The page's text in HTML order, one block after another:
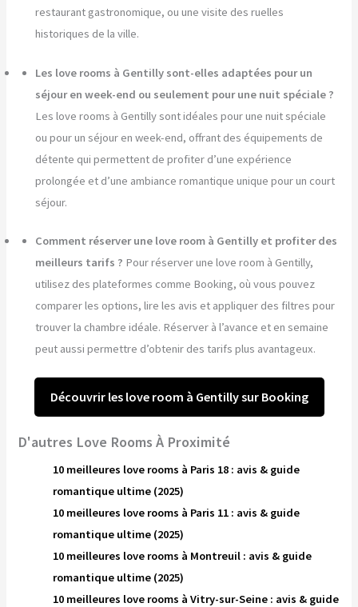
restaurant gastronomique, ou une visite des ruelles
historiques de la ville.
Les love rooms à Gentilly sont-elles adaptées pour un
séjour en week-end ou seulement pour une nuit spéciale ?
Les love rooms à Gentilly sont idéales pour une nuit spéciale
ou pour un séjour en week-end, offrant des équipements de
détente qui permettent de profiter d’une expérience
prolongée et d’une ambiance romantique unique pour un court
séjour.
Comment réserver une love room à Gentilly et profiter des
meilleurs tarifs ? Pour réserver une love room à Gentilly,
utilisez des plateformes comme Booking, où vous pouvez
comparer les options, lire les avis et appliquer des filtres pour
trouver la chambre idéale. Réserver à l’avance et en semaine
peut aussi permettre d’obtenir des tarifs plus avantageux.
Découvrir les love room à Gentilly sur Booking
D'autres Love Rooms À Proximité
10 meilleures love rooms à Paris 18 : avis & guide
romantique ultime (2025)
10 meilleures love rooms à Paris 11 : avis & guide
romantique ultime (2025)
10 meilleures love rooms à Montreuil : avis & guide
romantique ultime (2025)
10 meilleures love rooms à Vitry-sur-Seine : avis & guide